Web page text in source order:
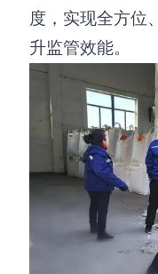
度，实现全方位
升监管效能。